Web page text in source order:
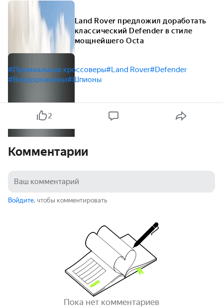
Land Rover предложил доработать
классический Defender в стиле
мощнейшего Octa
#Премиальные кроссоверы#Land Rover#Defender
#Внедорожники#Шпионы
2
Комментарии
Войдите, чтобы комментировать
Пока нет комментариев